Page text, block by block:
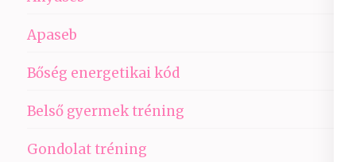
Apaseb
Bőség energetikai kód
Belső gyermek tréning
Gondolat tréning